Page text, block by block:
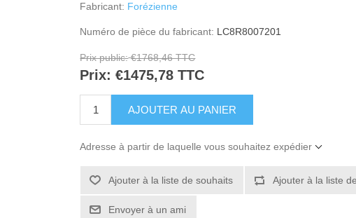
Fabricant: Forézienne
Numéro de pièce du fabricant: LC8R8007201
Prix public: €1768,46 TTC
Prix: €1475,78 TTC
Adresse à partir de laquelle vous souhaitez expédier